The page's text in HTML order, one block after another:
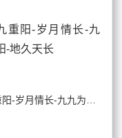
九九重阳-岁月情长-九九为阳-地久天长